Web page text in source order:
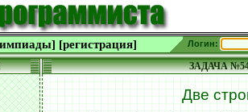
[регистрация] Логин:
ЗАДАЧА
Две